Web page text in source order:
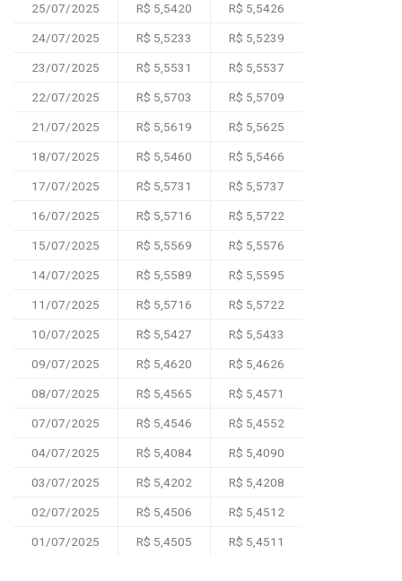
25/07/2025 R$ 5,5420 R$ 5,5426
24/07/2025 R$ 5,5233 R$ 5,5239
23/07/2025 R$ 5,5531 R$ 5,5537
22/07/2025 R$ 5,5703 R$ 5,5709
21/07/2025 R$ 5,5619 R$ 5,5625
18/07/2025 R$ 5,5460 R$ 5,5466
17/07/2025 R$ 5,5731 R$ 5,5737
16/07/2025 R$ 5,5716 R$ 5,5722
15/07/2025 R$ 5,5569 R$ 5,5576
14/07/2025 R$ 5,5589 R$ 5,5595
11/07/2025 R$ 5,5716 R$ 5,5722
10/07/2025 R$ 5,5427 R$ 5,5433
09/07/2025 R$ 5,4620 R$ 5,4626
08/07/2025 R$ 5,4565 R$ 5,4571
07/07/2025 R$ 5,4546 R$ 5,4552
04/07/2025 R$ 5,4084 R$ 5,4090
03/07/2025 R$ 5,4202 R$ 5,4208
02/07/2025 R$ 5,4506 R$ 5,4512
01/07/2025 R$ 5,4505 R$ 5,4511